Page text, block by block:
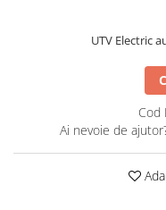
UTV Electric
Cod
Ai nevoie de